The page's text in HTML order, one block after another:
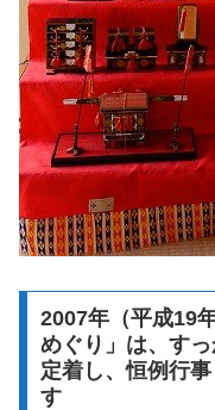
2007年（平成19
めぐり」は、す
定着し、恒例行
す